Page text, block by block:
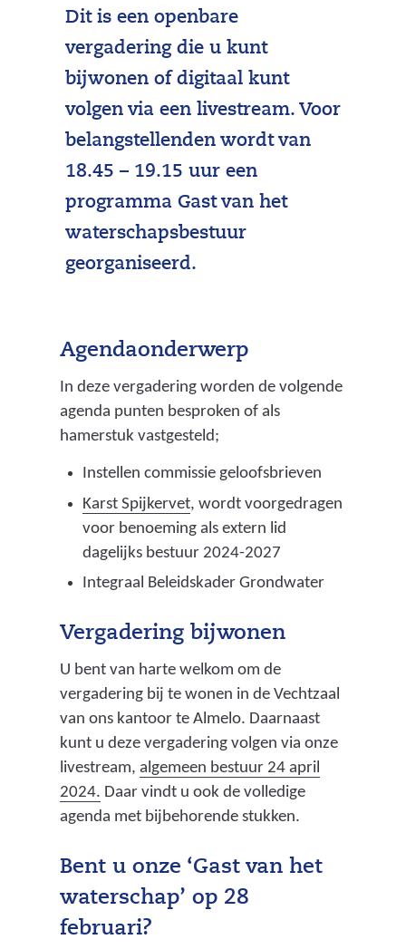
Dit is een openbare
vergadering die u kunt
bijwonen of digitaal kunt
volgen via een livestream. Voor
belangstellenden wordt van
18.45 – 19.15 uur een
programma Gast van het
waterschapsbestuur
georganiseerd.
Agendaonderwerp
In deze vergadering worden de volgende
agenda punten besproken of als
hamerstuk vastgesteld;
Instellen commissie geloofsbrieven
Karst Spijkervet, wordt voorgedragen
voor benoeming als extern lid
dagelijks bestuur 2024-2027
Integraal Beleidskader Grondwater
Vergadering bijwonen
U bent van harte welkom om de
vergadering bij te wonen in de Vechtzaal
van ons kantoor te Almelo. Daarnaast
kunt u deze vergadering volgen via onze
livestream, algemeen bestuur 24 april
2024.(
v
r
w
j
Daar vindt u ook de volledige
agenda met bijbehorende stukken.
Bent u onze ‘Gast van het
waterschap’ op 28
februari?